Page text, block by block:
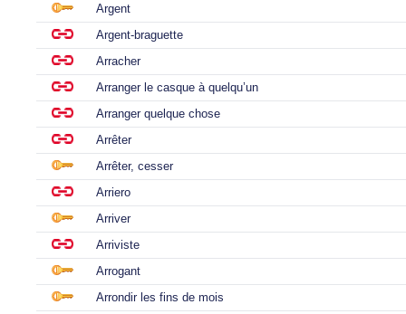
Argent
Argent-braguette
Arracher
Arranger le casque à quelqu’un
Arranger quelque chose
Arrêter
Arrêter, cesser
Arriero
Arriver
Arriviste
Arrogant
Arrondir les fins de mois